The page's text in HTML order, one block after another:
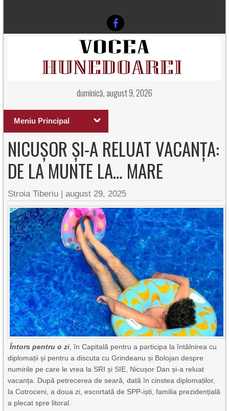
duminică, august 9, 2026
Meniu Principal
NICUȘOR ȘI-A RELUAT VACANȚA:
DE LA MUNTE LA… MARE
Stroia Tiberiu |august 29, 2025
Întors pentru o zi , în Capitală pentru a participa la întâlnirea cu
diplomații și pentru a discuta cu Grindeanu și Bolojan despre
numirile pe care le vrea la SRI și SIE, Nicușor Dan și-a reluat
vacanța. După petrecerea de seară, dată în cinstea diplomaților,
la Cotroceni, a doua zi, escortată de SPP-iști, familia prezidențială
a plecat spre litoral.